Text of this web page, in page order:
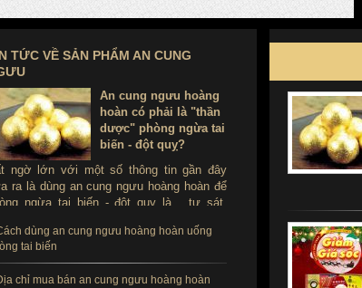
TỨC VỀ SẢN PHẨM AN CUNG
An cung ngưu hoàng
hoàn có phải là "thần
dược" phòng ngừa tai
biến - đột quỵ?
ngờ lớn với một số thông tin gần đây
ra là dùng an cung ngưu hoàng hoàn để
ngừa tai biến - đột quỵ là ...tự sát.
phòng tai biến - đột quỵ không?
dùng an cung ngưu hoàng hoàn uống
tai biến
chỉ mua bán an cung ngưu hoàng hoàn